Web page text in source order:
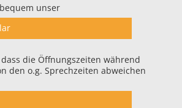
unser
die Öffnungszeiten während
den o.g. Sprechzeiten abweichen